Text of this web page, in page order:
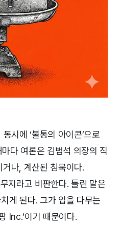
시에 ‘불통의 아이콘’으로
다 여론은 김범석 의장의 직
나, 계산된 침묵이다.
지라고 비판한다. 틀린 말은
게 된다. 그가 입을 다무는
Inc.’이기 때문이다.